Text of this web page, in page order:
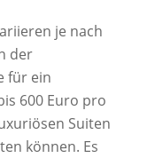
je nach
der
für ein
600 Euro pro
Suiten
können. Es